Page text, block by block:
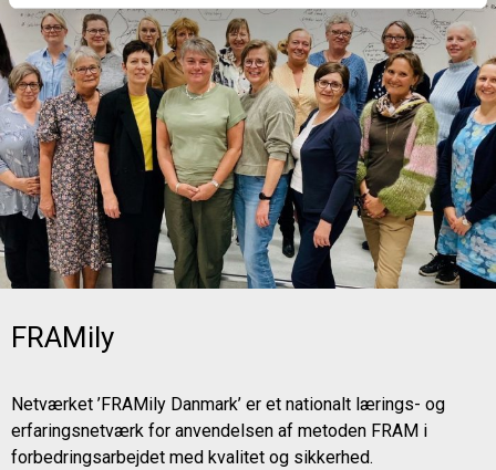
FRAMily
Netværket ’FRAMily Danmark’ er et nationalt lærings- og
erfaringsnetværk for anvendelsen af metoden FRAM i
forbedringsarbejdet med kvalitet og sikkerhed.